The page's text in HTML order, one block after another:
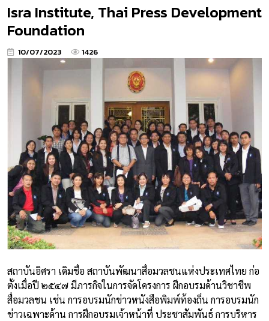
Isra Institute, Thai Press Development
Foundation
10/07/2023 1426
สถาบันอิศรา เดิมชื่อ สถาบันพัฒนาสื่อมวลชนแห่งประเทศไทย ก่อ
ตั้งเมื่อปี ๒๕๔๗ มีภารกิจในการจัดโครงการ ฝึกอบรมด้านวิชาชีพ
สื่อมวลชน เช่น การอบรมนักข่าวหนังสือพิมพ์ท้องถิ่น การอบรมนัก
ข่าวเฉพาะด้าน การฝึกอบรมเจ้าหน้าที่ ประชาสัมพันธ์ การบริหาร